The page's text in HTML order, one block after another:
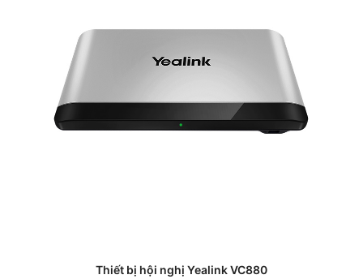
Thiết bị hội nghị Yealink VC880